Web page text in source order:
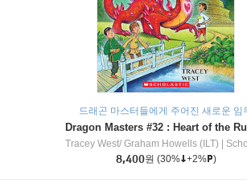
드래곤 마스터들에게 주어진 새로운 임
Tracey West/ Graham Howells (ILT)
8,400원 (30% +2% )